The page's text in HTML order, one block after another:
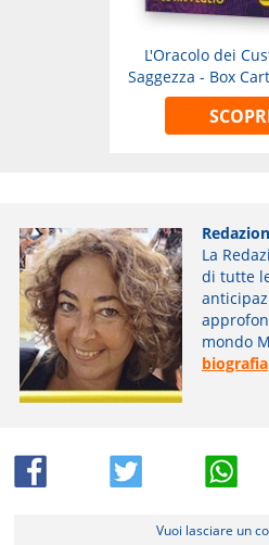
L'Oracolo dei
Saggezza - Box
La
di tutte
mondo
biografia
Vuoi lasciare un